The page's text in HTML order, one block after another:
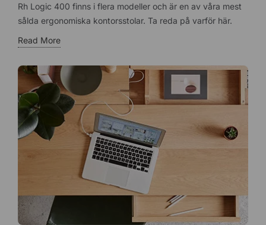
Rh Logic 400 finns i flera modeller och är en av våra mest
sålda ergonomiska kontorsstolar. Ta reda på varför här.
Read More